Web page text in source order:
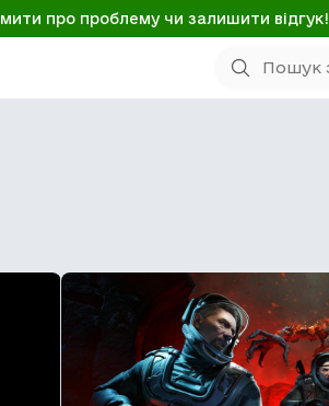
про проблему чи залишити відгук!